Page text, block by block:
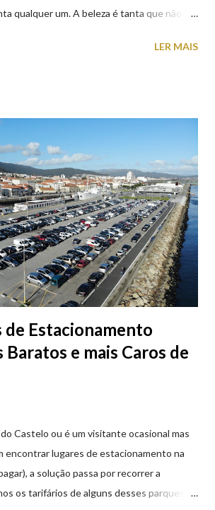
qualquer um. A beleza é tanta que não
como cenário para tirar algumas
LER MAIS
de Estacionamento
Baratos e mais Caros de
Castelo ou é um visitante ocasional mas
encontrar lugares de estacionamento na
a solução passa por recorrer a
os tarifários de alguns desses parques de